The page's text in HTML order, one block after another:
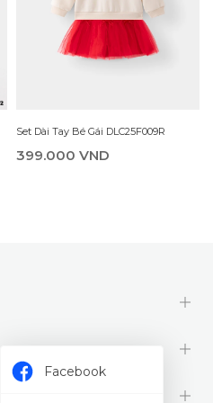
Set Dài Tay Bé Gái DLC25F009R
399.000 VND
Facebook